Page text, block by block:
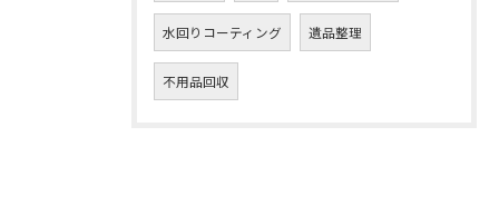
水回りコーティング 遺品整理
不用品回収